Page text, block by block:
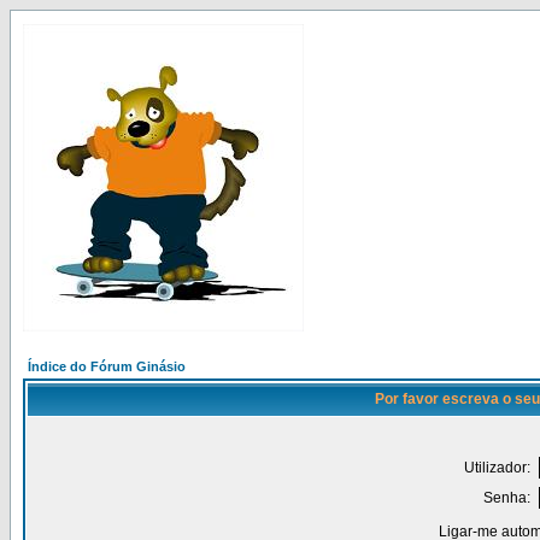
Índice do Fórum Ginásio
Por favor escreva o
Utilizador:
Senha:
Ligar-me